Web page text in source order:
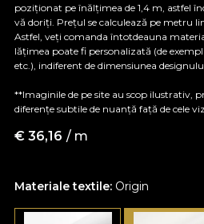
Materiale textile: Origin
poziționat pe înălțimea de 1,4 m, astfel
vă doriți. Prețul se calculează pe metru
Astfel, veți comanda întotdeauna
lățimea poate fi personalizată (de
etc.), indiferent de dimensiunea designului
**Imaginile de pe site au scop ilustrativ,
diferențe subtile de nuanță față de cele
€ 36,16 / m